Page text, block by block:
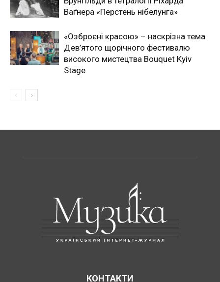
Ваґнера «Перстень нібелунга»
«Озброєні красою» – наскрізна тема
Дев’ятого щорічного фестивалю
високого мистецтва Bouquet Kyiv
Stage
КОНТАКТИ